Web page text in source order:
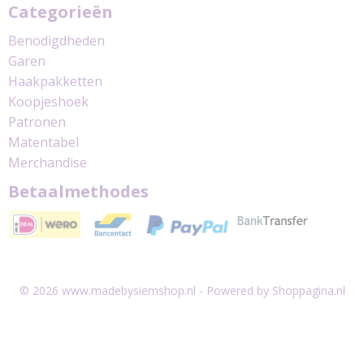
Categorieën
Benodigdheden
Garen
Haakpakketten
Koopjeshoek
Patronen
Matentabel
Merchandise
Betaalmethodes
© 2026 www.madebysiemshop.nl - Powered by Shoppagina.nl